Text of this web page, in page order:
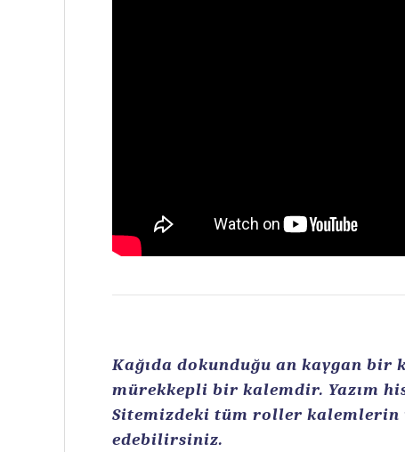
Kağıda dokunduğu an kaygan
mürekkepli bir kalemdir. Yazım
Sitemizdeki tüm roller kalemlerin
edebilirsiniz.